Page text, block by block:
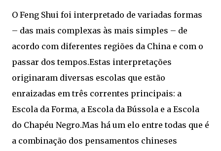
O Feng Shui foi interpretado de variadas formas
– das mais complexas às mais simples – de
acordo com diferentes regiões da China e com o
passar dos tempos.Estas interpretações
originaram diversas escolas que estão
enraizadas em três correntes principais: a
Escola da Forma, a Escola da Bússola e a Escola
do Chapéu Negro.Mas há um elo entre todas que é
a combinação dos pensamentos chineses